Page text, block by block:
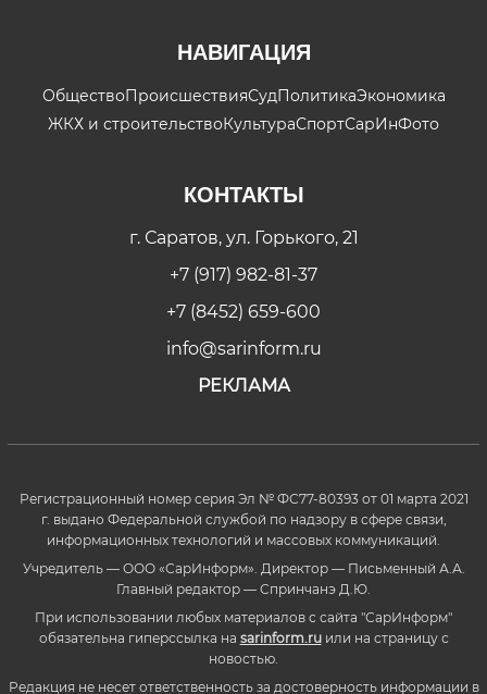
НАВИГАЦИЯ
ОбществоПроисшествияСудПолитикаЭкономика
ЖКХ и строительствоКультураСпортСарИнФото
КОНТАКТЫ
г. Саратов, ул. Горького, 21
+7 (917) 982-81-37
+7 (8452) 659-600
info@sarinform.ru
РЕКЛАМА
Регистрационный номер серия Эл № ФС77-80393 от 01 марта 2021
г. выдано Федеральной службой по надзору в сфере связи,
информационных технологий и массовых коммуникаций.
Учредитель — ООО «СарИнформ». Директор — Письменный А.А.
Главный редактор — Спринчанэ Д.Ю.
При использовании любых материалов с сайта "СарИнформ"
обязательна гиперссылка на sarinform.ruили на страницу с
новостью.
Редакция не несет ответственность за достоверность информации в